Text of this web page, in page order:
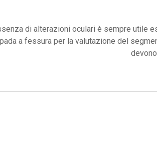
di alterazioni oculari è sempre utile
a fessura per la valutazione del